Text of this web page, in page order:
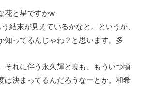
花と星ですかw
結末が見えているかなと。というか、
知ってるんじゃね？と思います。多
それに伴う永久輝と暁も、もういつ頃
は決まってるんだろうなーとか。和希